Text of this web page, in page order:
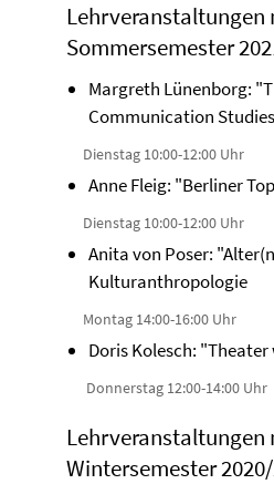
Sommersemester
Margreth Lünenborg:
Communication Studies
Dienstag 10:00-12:00 Uhr
Anne Fleig: "Berliner
Dienstag 10:00-12:00 Uhr
Anita von Poser:
Kulturanthropologie
Montag 14:00-16:00 Uhr
Doris Kolesch:
Donnerstag 12:00-14:00 Uhr
Wintersemester